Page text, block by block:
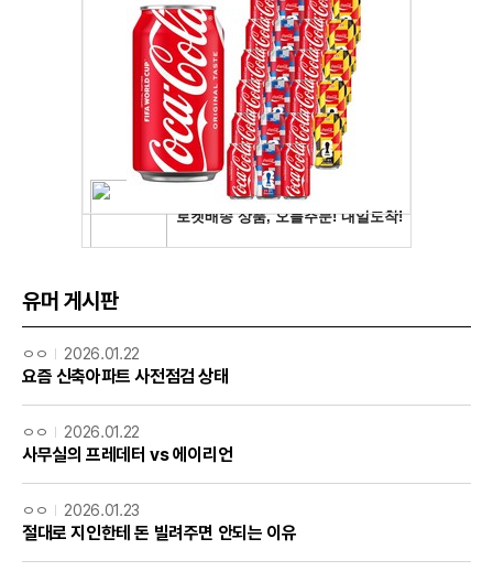
유머 게시판
ㅇㅇ 2026.01.22
요즘 신축아파트 사전점검 상태
ㅇㅇ 2026.01.22
사무실의 프레데터 vs 에이리언
ㅇㅇ 2026.01.23
절대로 지인한테 돈 빌려주면 안되는 이유